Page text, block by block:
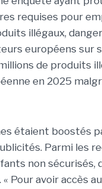
requises pour
illégaux,
européens sur
de produits
en 2025
étaient boostés
Parmi les
non sécurisés,
Pour avoir accès